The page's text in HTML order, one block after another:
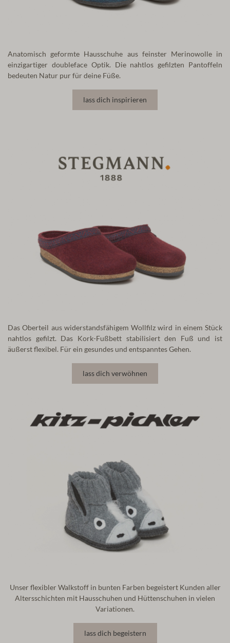
Anatomisch geformte Hausschuhe aus feinster Merinowolle in
einzigartiger doubleface Optik. Die nahtlos gefilzten Pantoffeln
bedeuten Natur pur für deine Füße.
lass dich inspirieren
Das Oberteil aus widerstandsfähigem Wollfilz wird in einem Stück
nahtlos gefilzt. Das Kork-Fußbett stabilisiert den Fuß und ist
äußerst flexibel. Für ein gesundes und entspanntes Gehen.
lass dich verwöhnen
Unser flexibler Walkstoff in bunten Farben begeistert Kunden aller
Altersschichten mit Hausschuhen und Hüttenschuhen in vielen
Variationen.
lass dich begeistern